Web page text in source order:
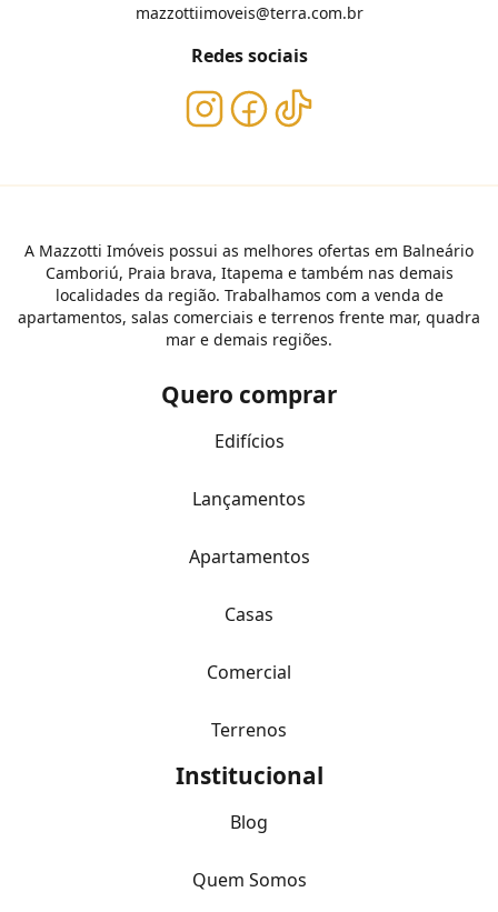
mazzottiimoveis@terra.com.br
Redes sociais
A Mazzotti Imóveis possui as melhores ofertas em Balneário
Camboriú, Praia brava, Itapema e também nas demais
localidades da região. Trabalhamos com a venda de
apartamentos, salas comerciais e terrenos frente mar, quadra
mar e demais regiões.
Quero comprar
Edifícios
Lançamentos
Apartamentos
Casas
Comercial
Terrenos
Institucional
Blog
Quem Somos